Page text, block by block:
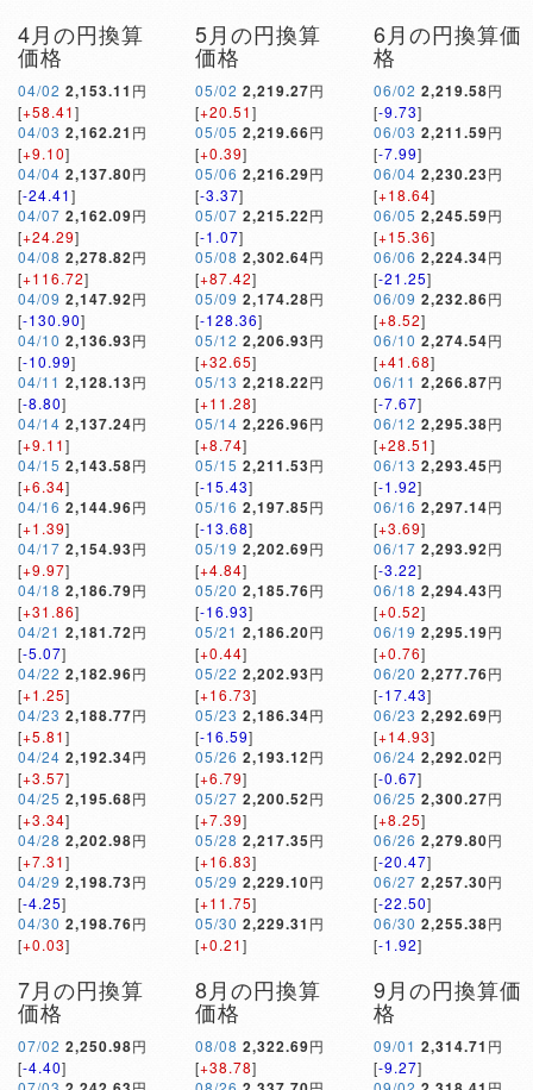
4月の円換算
価格
04/02 2,153.11 円
[+58.41]
04/03 2,162.21 円
[+9.10]
04/04 2,137.80円
[-24.41]
04/07 2,162.09円
[+24.29]
04/08 2,278.82円
[+116.72]
04/09 2,147.92円
[-130.90]
04/10 2,136.93円
[-10.99]
04/11 2,128.13円
[-8.80]
04/14 2,137.24円
[+9.11]
04/15 2,143.58円
[+6.34]
04/16 2,144.96円
[+1.39]
04/17 2,154.93円
[+9.97]
04/18 2,186.79円
[+31.86]
04/21 2,181.72円
[-5.07]
04/22 2,182.96円
[+1.25]
04/23 2,188.77円
[+5.81]
04/24 2,192.34円
[+3.57]
04/25 2,195.68円
[+3.34]
04/28 2,202.98円
[+7.31]
04/29 2,198.73円
[-4.25]
04/30 2,198.76円
[+0.03]
5月の円換算
価格
05/02 2,219.27円
[+20.51]
05/05 2,219.66円
[+0.39]
05/06 2,216.29円
[-3.37]
05/07 2,215.22円
[-1.07]
05/08 2,302.64円
[+87.42]
05/09 2,174.28円
[-128.36]
05/12 2,206.93円
[+32.65]
05/13 2,218.22円
[+11.28]
05/14 2,226.96円
[+8.74]
05/15 2,211.53円
[-15.43]
05/16 2,197.85円
[-13.68]
05/19 2,202.69円
[+4.84]
05/20 2,185.76円
[-16.93]
05/21 2,186.20円
[+0.44]
05/22 2,202.93円
[+16.73]
05/23 2,186.34円
[-16.59]
05/26 2,193.12円
[+6.79]
05/27 2,200.52円
[+7.39]
05/28 2,217.35円
[+16.83]
05/29 2,229.10円
[+11.75]
05/30 2,229.31 円
[+0.21]
6月の円換算価
格
06/02 2,219.58円
[-9.73]
06/03 2,211.59円
[-7.99]
06/04 2,230.23円
[+18.64]
06/05 2,245.59円
[+15.36]
06/06 2,224.34円
[-21.25]
06/09 2,232.86円
[+8.52]
06/10 2,274.54円
[+41.68]
06/11 2,266.87円
[-7.67]
06/12 2,295.38円
[+28.51]
06/13 2,293.45円
[-1.92]
06/16 2,297.14円
[+3.69]
06/17 2,293.92円
[-3.22]
06/18 2,294.43円
[+0.52]
06/19 2,295.19円
[+0.76]
06/20 2,277.76円
[-17.43]
06/23 2,292.69円
[+14.93]
06/24 2,292.02円
[-0.67]
06/25 2,300.27円
[+8.25]
06/26 2,279.80円
[-20.47]
06/27 2,257.30円
[-22.50]
06/30 2,255.38円
[-1.92]
7月の円換算
価格
07/02 2,250.98円
[-4.40]
8月の円換算
価格
08/08 2,322.69円
[+38.78]
9月の円換算価
格
09/01 2,314.71 円
[-9.27]